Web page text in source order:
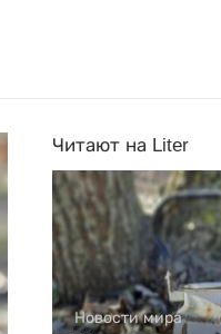
Читают на Liter
Новости мира